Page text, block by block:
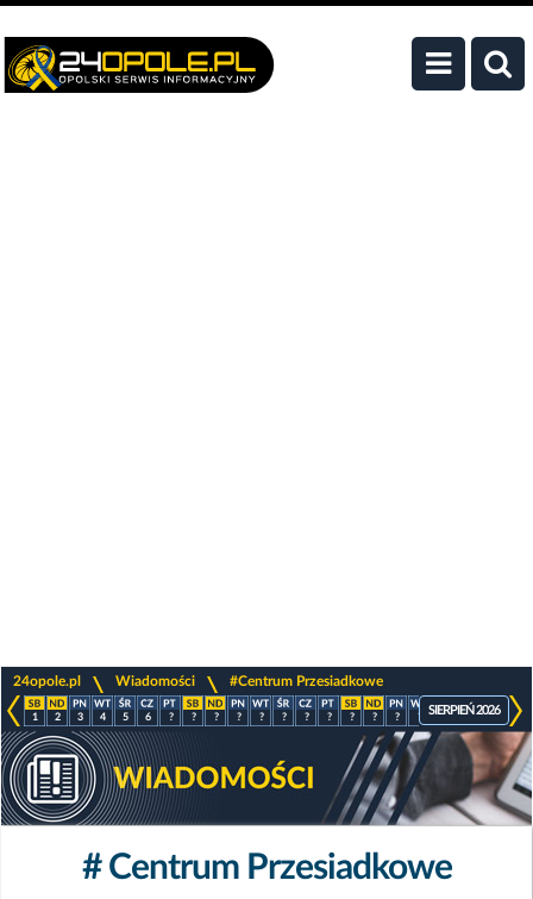
24opole.pl Wiadomości #Centrum Przesiadkowe
1 2 3 4 5 6 ? ? ? ? ? ? ? ? ? ? ? ? ? ? ?
SIERPIEŃ 2026
# Centrum Przesiadkowe